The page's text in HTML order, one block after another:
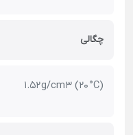
چگالی
1.52 g/cm3 (20 °C)